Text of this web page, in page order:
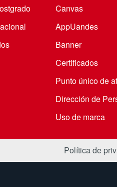
Canvas
AppUandes
Banner
Certificados
Punto único de
Dirección de
Uso de marca
Política de